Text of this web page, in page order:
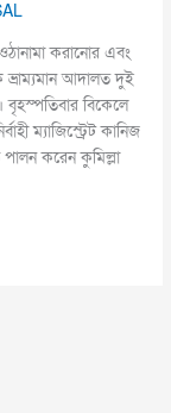
করানোর এবং
ভ্রাম্যমান আদালত দুই
বৃহস্পতিবার বিকেলে
ম্যাজিস্ট্রেট কানিজ
পালন করেন কুমিল্লা